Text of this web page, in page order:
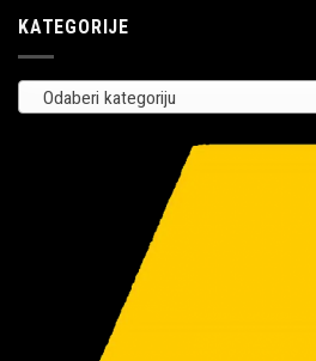
KATEGORIJE
Odaberi kategoriju